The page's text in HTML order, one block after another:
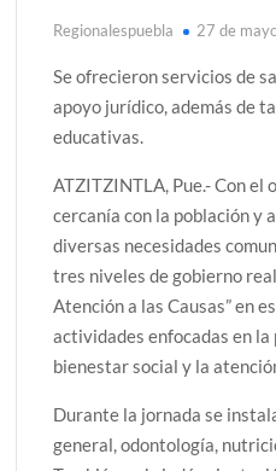
Regionalespuebla 27 de
Se ofrecieron servicios de
apoyo jurídico, además de
educativas.
ATZITZINTLA, Pue.- Con
cercanía con la población y
diversas necesidades
tres niveles de gobierno
Atención a las Causas” en
actividades enfocadas en
bienestar social y la
Durante la jornada se
general, odontología,